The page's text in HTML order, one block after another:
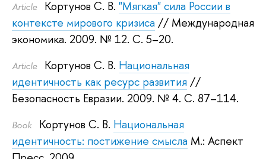
Article Кортунов С. В. "Мягкая" сила России в
контексте мирового кризиса // Международная
экономика. 2009. № 12. С. 5–20.
Article Кортунов С. В. Национальная
идентичность как ресурс развития //
Безопасность Евразии. 2009. № 4. С. 87–114.
Book Кортунов С. В. Национальная
идентичность: постижение смысла М.: Аспект